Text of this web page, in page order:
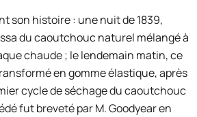
son histoire : une nuit de 1839,
du caoutchouc naturel mélangé à
chaude ; le lendemain matin, ce
en gomme élastique, après
cycle de séchage du caoutchouc
fut breveté par M. Goodyear en